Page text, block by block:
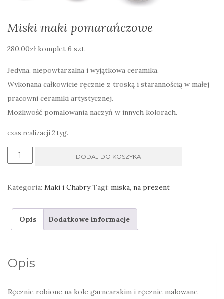
Miski maki pomarańczowe
280.00zł komplet 6 szt.
Jedyna, niepowtarzalna i wyjątkowa ceramika.
Wykonana całkowicie ręcznie z troską i starannością w małej
pracowni ceramiki artystycznej.
Możliwość pomalowania naczyń w innych kolorach.
czas realizacji 2 tyg.
ilość
DODAJ DO KOSZYKA
Kategoria: Maki i Chabry Tagi: miska, na prezent
Opis Dodatkowe informacje
Opis
Ręcznie robione na kole garncarskim i ręcznie malowane